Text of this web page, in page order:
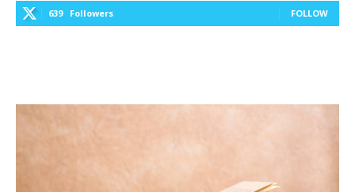
639 Followers FOLLOW